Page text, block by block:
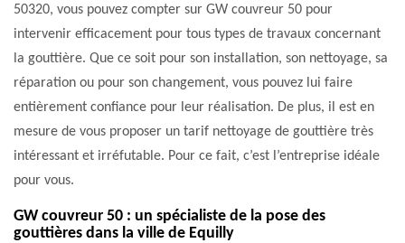
50320, vous pouvez compter sur GW couvreur 50 pour
intervenir efficacement pour tous types de travaux concernant
la gouttière. Que ce soit pour son installation, son nettoyage, sa
réparation ou pour son changement, vous pouvez lui faire
entièrement confiance pour leur réalisation. De plus, il est en
mesure de vous proposer un tarif nettoyage de gouttière très
intéressant et irréfutable. Pour ce fait, c’est l’entreprise idéale
pour vous.
GW couvreur 50 : un spécialiste de la pose des
gouttières dans la ville de Equilly